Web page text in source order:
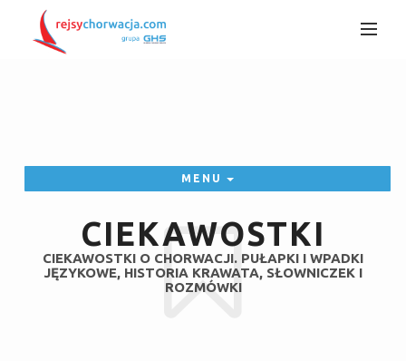
MENU
CIEKAWOSTKI
CIEKAWOSTKI O CHORWACJI. PUŁAPKI I WPADKI
JĘZYKOWE, HISTORIA KRAWATA, SŁOWNICZEK I
ROZMÓWKI